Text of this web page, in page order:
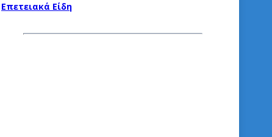
Επετειακά Είδη